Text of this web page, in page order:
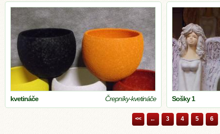
kvetináče Črepníky-kvetináče Sošky 1
<< ← 3 4 5 6